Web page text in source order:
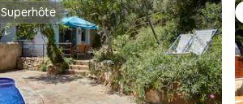
Superhôte
Superhôte